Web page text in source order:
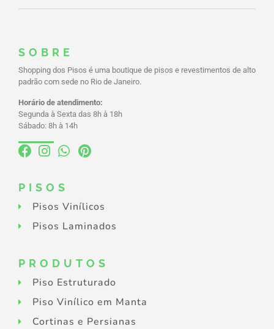
SOBRE
Shopping dos Pisos é uma boutique de pisos e revestimentos de alto
padrão com sede no Rio de Janeiro.
Horário de atendimento:
Segunda à Sexta das 8h à 18h
Sábado: 8h à 14h
PISOS
Pisos Vinílicos
Pisos Laminados
PRODUTOS
Piso Estruturado
Piso Vinílico em Manta
Cortinas e Persianas